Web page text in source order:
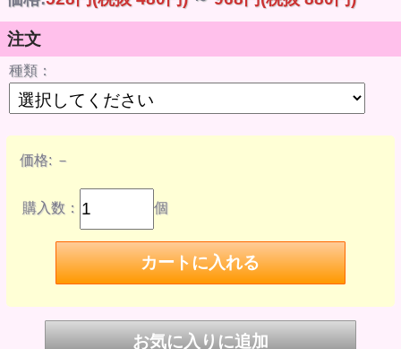
注文
種類：
価格:－
購入数： 個